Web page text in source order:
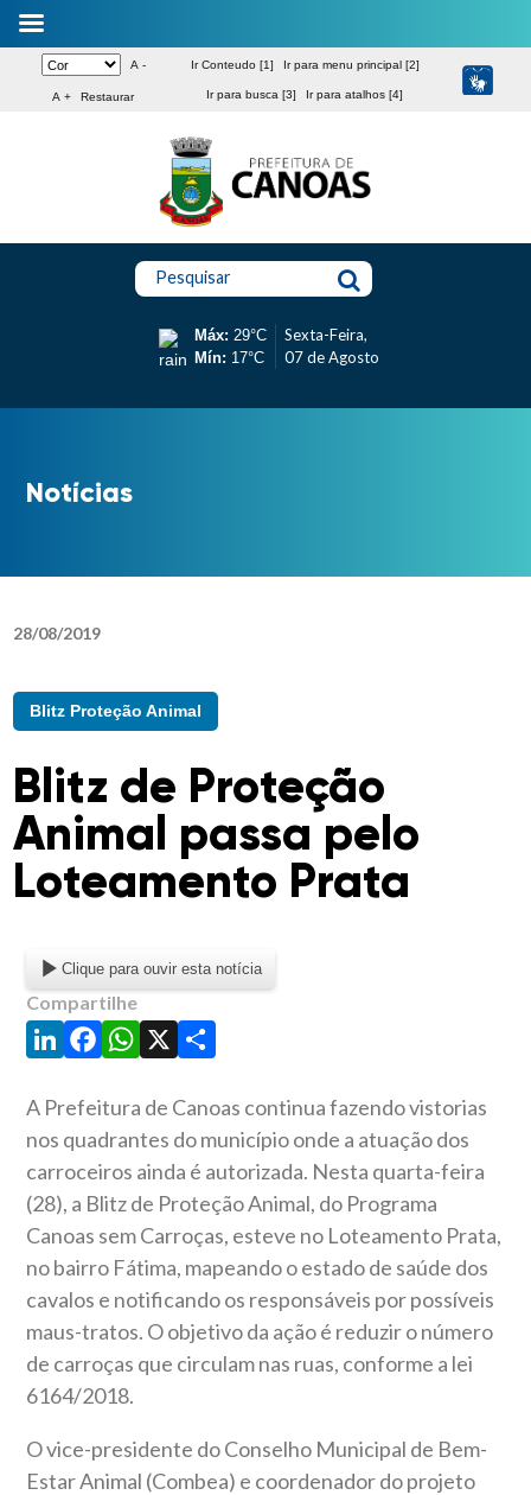
A -
A + Restaurar
Ir Conteudo [1] Ir para menu principal [2]
Ir para busca [3] Ir para atalhos [4]
Pesquisar
Máx: 29°C
Mín: 17°C
Sexta-Feira,
07 de Agosto
Notícias
28/08/2019
Blitz Proteção Animal
Blitz de Proteção
Animal passa pelo
Loteamento Prata
Clique para ouvir esta notícia
Compartilhe
LinkedIn
Facebook
WhatsApp
X Share
A Prefeitura de Canoas continua fazendo vistorias
nos quadrantes do município onde a atuação dos
carroceiros ainda é autorizada. Nesta quarta-feira
(28), a Blitz de Proteção Animal, do Programa
Canoas sem Carroças, esteve no Loteamento Prata,
no bairro Fátima, mapeando o estado de saúde dos
cavalos e notificando os responsáveis por possíveis
maus-tratos. O objetivo da ação é reduzir o número
de carroças que circulam nas ruas, conforme a lei
6164/2018.
O vice-presidente do Conselho Municipal de Bem-
Estar Animal (Combea) e coordenador do projeto